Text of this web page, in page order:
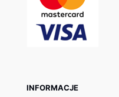
INFORMACJE